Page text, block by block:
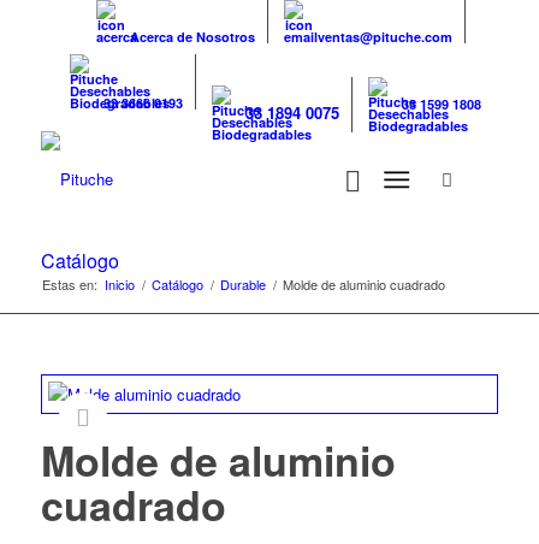
Acerca de Nosotros ventas@pituche.com
33 3666 0193 33 1894 0075 33 1599 1808
Catálogo
Estas en: Inicio / Catálogo / Durable / Molde de aluminio cuadrado
Molde de aluminio
cuadrado